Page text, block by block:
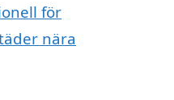
för
nära